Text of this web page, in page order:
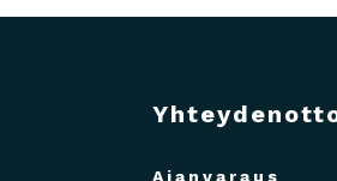
Ajanvaraus